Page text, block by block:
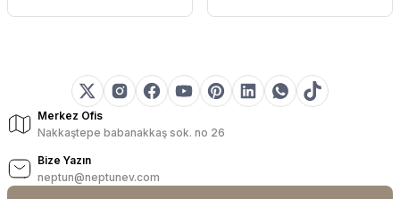
Merkez Ofis
Nakkaştepe babanakkaş sok. no 26
Bize Yazın
neptun@neptunev.com